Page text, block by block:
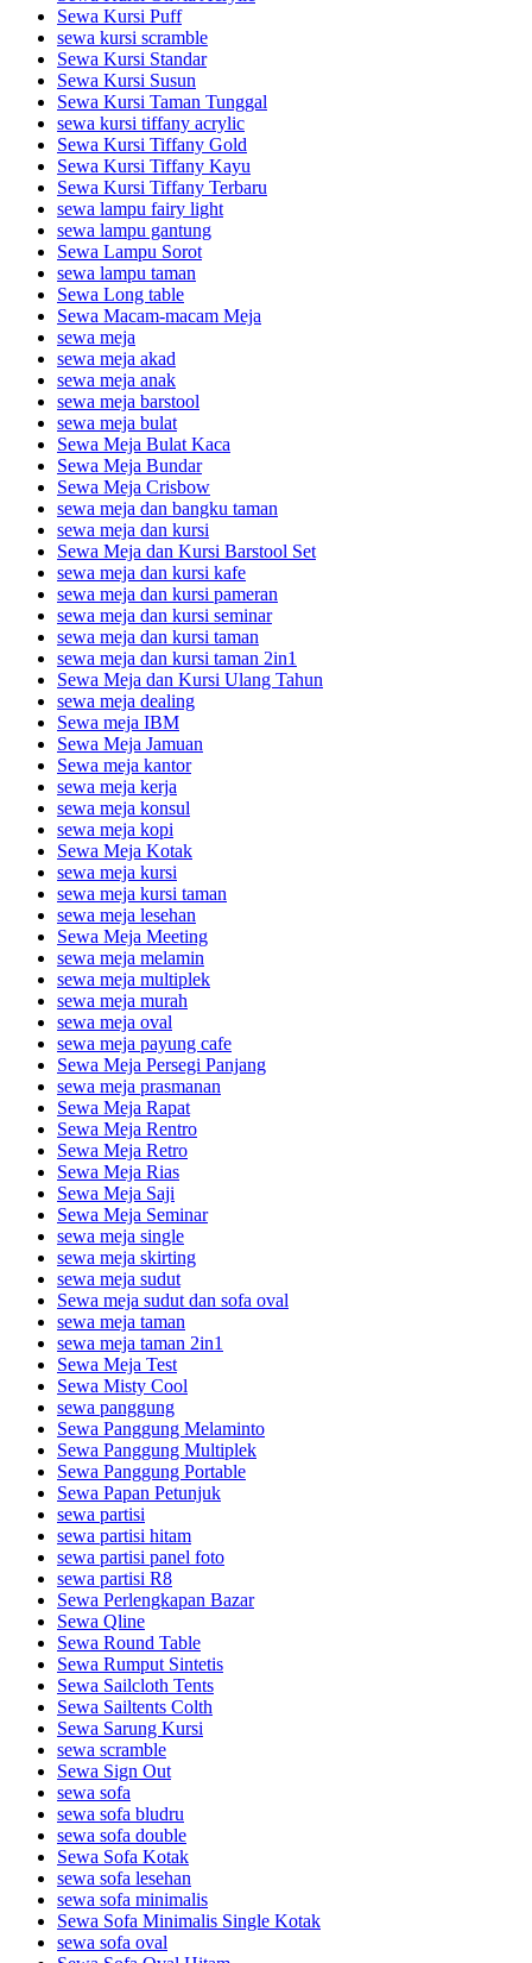
Sewa Kursi Puff
sewa kursi scramble
Sewa Kursi Standar
Sewa Kursi Susun
Sewa Kursi Taman Tunggal
sewa kursi tiffany acrylic
Sewa Kursi Tiffany Gold
Sewa Kursi Tiffany Kayu
Sewa Kursi Tiffany Terbaru
sewa lampu fairy light
sewa lampu gantung
Sewa Lampu Sorot
sewa lampu taman
Sewa Long table
Sewa Macam-macam Meja
sewa meja
sewa meja akad
sewa meja anak
sewa meja barstool
sewa meja bulat
Sewa Meja Bulat Kaca
Sewa Meja Bundar
Sewa Meja Crisbow
sewa meja dan bangku taman
sewa meja dan kursi
Sewa Meja dan Kursi Barstool Set
sewa meja dan kursi kafe
sewa meja dan kursi pameran
sewa meja dan kursi seminar
sewa meja dan kursi taman
sewa meja dan kursi taman 2in1
Sewa Meja dan Kursi Ulang Tahun
sewa meja dealing
Sewa meja IBM
Sewa Meja Jamuan
Sewa meja kantor
sewa meja kerja
sewa meja konsul
sewa meja kopi
Sewa Meja Kotak
sewa meja kursi
sewa meja kursi taman
sewa meja lesehan
Sewa Meja Meeting
sewa meja melamin
sewa meja multiplek
sewa meja murah
sewa meja oval
sewa meja payung cafe
Sewa Meja Persegi Panjang
sewa meja prasmanan
Sewa Meja Rapat
Sewa Meja Rentro
Sewa Meja Retro
Sewa Meja Rias
Sewa Meja Saji
Sewa Meja Seminar
sewa meja single
sewa meja skirting
sewa meja sudut
Sewa meja sudut dan sofa oval
sewa meja taman
sewa meja taman 2in1
Sewa Meja Test
Sewa Misty Cool
sewa panggung
Sewa Panggung Melaminto
Sewa Panggung Multiplek
Sewa Panggung Portable
Sewa Papan Petunjuk
sewa partisi
sewa partisi hitam
sewa partisi panel foto
sewa partisi R8
Sewa Perlengkapan Bazar
Sewa Qline
Sewa Round Table
Sewa Rumput Sintetis
Sewa Sailcloth Tents
Sewa Sailtents Colth
Sewa Sarung Kursi
sewa scramble
Sewa Sign Out
sewa sofa
sewa sofa bludru
sewa sofa double
Sewa Sofa Kotak
sewa sofa lesehan
sewa sofa minimalis
Sewa Sofa Minimalis Single Kotak
sewa sofa oval